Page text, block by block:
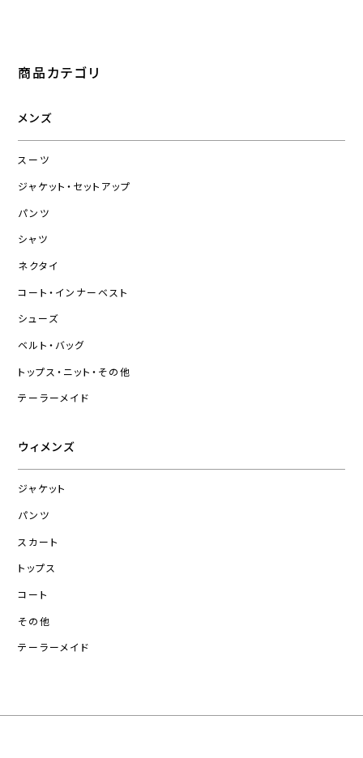
商品カテゴリ
メンズ
スーツ
ジャケット・セットアップ
パンツ
シャツ
ネクタイ
コート・インナーベスト
シューズ
ベルト・バッグ
トップス・ニット・その他
テーラーメイド
ウィメンズ
ジャケット
パンツ
スカート
トップス
コート
その他
テーラーメイド